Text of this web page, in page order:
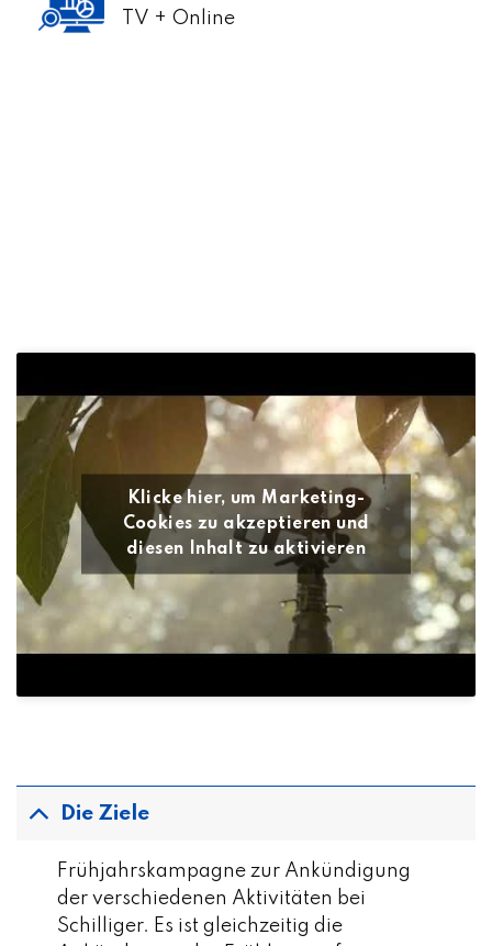
TV + Online
Klicke hier, um Marketing-
Cookies zu akzeptieren und
diesen Inhalt zu aktivieren
Die Ziele
Frühjahrskampagne zur Ankündigung
der verschiedenen Aktivitäten bei
Schilliger. Es ist gleichzeitig die